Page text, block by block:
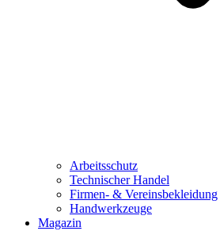
Arbeitsschutz
Technischer Handel
Firmen- & Vereinsbekleidung
Handwerkzeuge
Magazin